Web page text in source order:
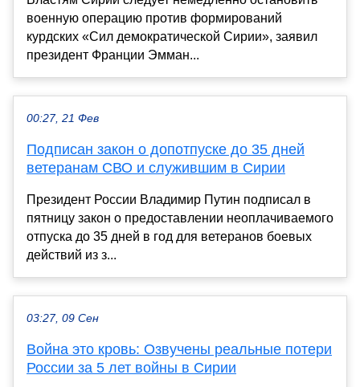
военную операцию против формирований
курдских «Сил демократической Сирии», заявил
президент Франции Эмман...
00:27, 21 Фев
Подписан закон о допотпуске до 35 дней
ветеранам СВО и служившим в Сирии
Президент России Владимир Путин подписал в
пятницу закон о предоставлении неоплачиваемого
отпуска до 35 дней в год для ветеранов боевых
действий из з...
03:27, 09 Сен
Война это кровь: Озвучены реальные потери
России за 5 лет войны в Сирии